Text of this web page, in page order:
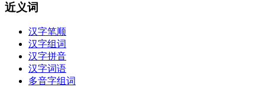
近义词
汉字笔顺
汉字组词
汉字拼音
汉字词语
多音字组词